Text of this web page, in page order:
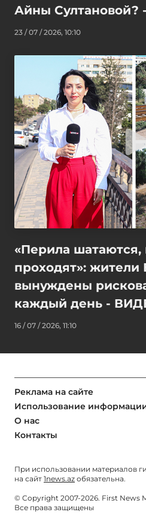
Айны
23 / 07 / 2026, 10:10
«Перила шатаются,
проходят»: жители
вынуждены
каждый день -
16 / 07 / 2026, 11:10
Реклама на сайте
Использование
О нас
Контакты
При использовании материалов
на сайт 1news.az обязательна.
© Copyright 2007-2026. First News
Все права защищены